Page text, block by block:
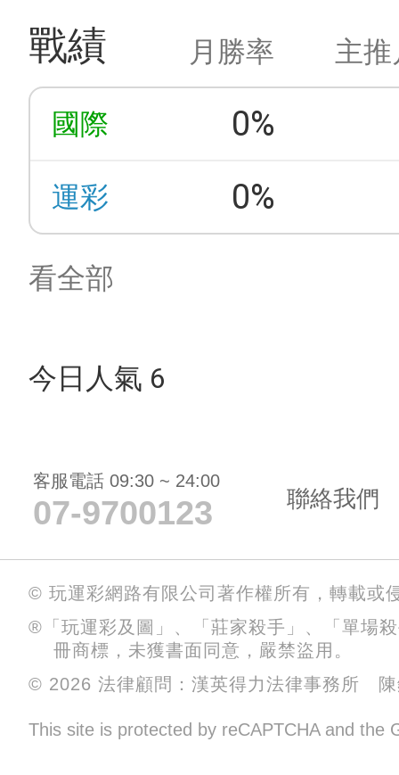
戰績 月勝率 主
國際 0%
運彩 0%
看全部
今日人氣 6
客服電話 09:30 ~ 24:00
07-9700123 聯絡我們
© 玩運彩網路有限公司著作權所有，轉載或
®「玩運彩及圖」、「莊家殺手」、「單場
冊商標，未獲書面同意，嚴禁盜用。
© 2026 法律顧問：漢英得力法律事務所 陳
This site is protected by reCAPTCHA and the